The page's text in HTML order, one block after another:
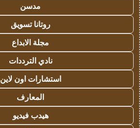
مدسن
روتانا تسويق
مجلة الابداع
نادي الترددات
استشارات اون لاين
المعارف
هيدب فيديو